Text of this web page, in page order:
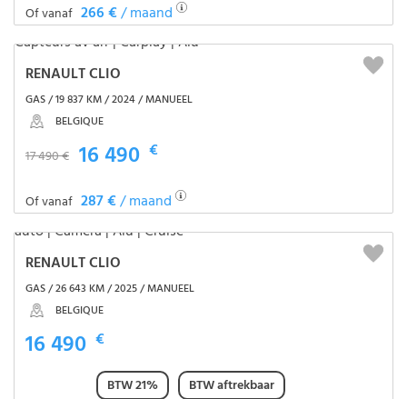
Of vanaf 266 €/ maand
RENAULT CLIO
GAS / 19 837 KM / 2024 / MANUEEL
BELGIQUE
17 490 € 16 490 €
Of vanaf 287 €/ maand
RENAULT CLIO
GAS / 26 643 KM / 2025 / MANUEEL
BELGIQUE
16 490 €
BTW 21%
BTW aftrekbaar